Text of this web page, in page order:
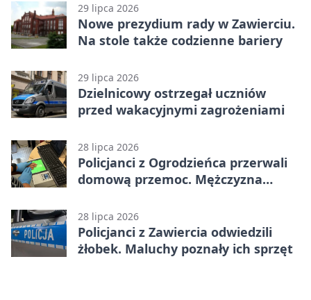
29 lipca 2026
Nowe prezydium rady w Zawierciu.
Na stole także codzienne bariery
29 lipca 2026
Dzielnicowy ostrzegał uczniów
przed wakacyjnymi zagrożeniami
28 lipca 2026
Policjanci z Ogrodzieńca przerwali
domową przemoc. Mężczyzna
28 lipca 2026
Policjanci z Zawiercia odwiedzili
żłobek. Maluchy poznały ich sprzęt